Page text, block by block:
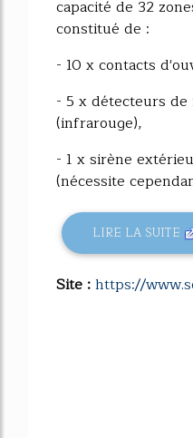
capacité de 32
constitué de :
- 10 x contacts
- 5 x détecteurs
(infrarouge),
- 1 x sirène
(nécessite
LIRE LA SUITE
Site :https://